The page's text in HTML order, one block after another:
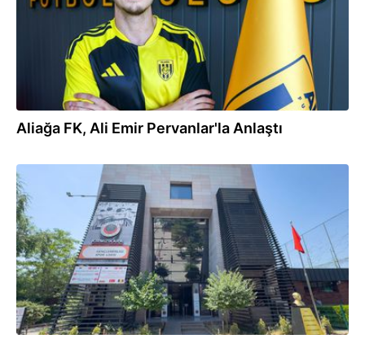
Aliağa FK, Ali Emir Pervanlar'la Anlaştı